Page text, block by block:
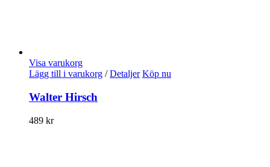
Visa varukorg
Lägg till i varukorg / Detaljer Köp nu
Walter Hirsch
489 kr